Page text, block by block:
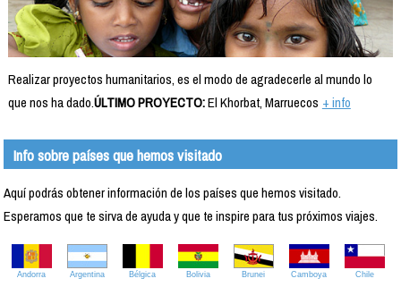
Realizar proyectos humanitarios, es el modo de agradecerle al mundo lo
que nos ha dado.ÚLTIMO PROYECTO:El Khorbat, Marruecos + info
Info sobre países que hemos visitado
Aquí podrás obtener información de los países que hemos visitado.
Esperamos que te sirva de ayuda y que te inspire para tus próximos viajes.
Andorra Argentina Bélgica Bolivia Brunei Camboya Chile